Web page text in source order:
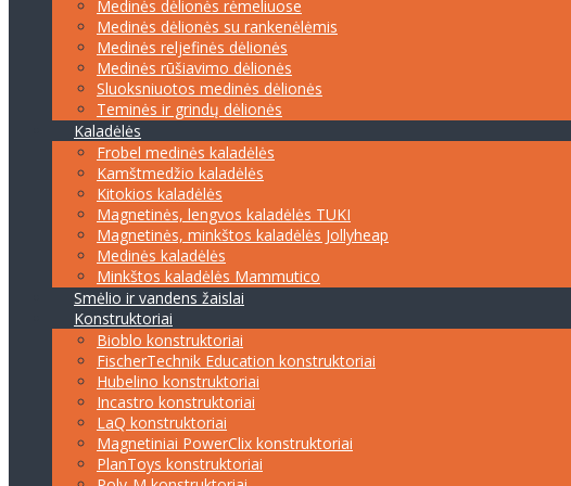
Medinės dėlionės rėmeliuose
Medinės dėlionės su rankenėlėmis
Medinės reljefinės dėlionės
Medinės rūšiavimo dėlionės
Sluoksniuotos medinės dėlionės
Teminės ir grindų dėlionės
Kaladėlės
Frobel medinės kaladėlės
Kamštmedžio kaladėlės
Kitokios kaladėlės
Magnetinės, lengvos kaladėlės TUKI
Magnetinės, minkštos kaladėlės Jollyheap
Medinės kaladėlės
Minkštos kaladėlės Mammutico
Smėlio ir vandens žaislai
Konstruktoriai
Bioblo konstruktoriai
FischerTechnik Education konstruktoriai
Hubelino konstruktoriai
Incastro konstruktoriai
LaQ konstruktoriai
Magnetiniai PowerClix konstruktoriai
PlanToys konstruktoriai